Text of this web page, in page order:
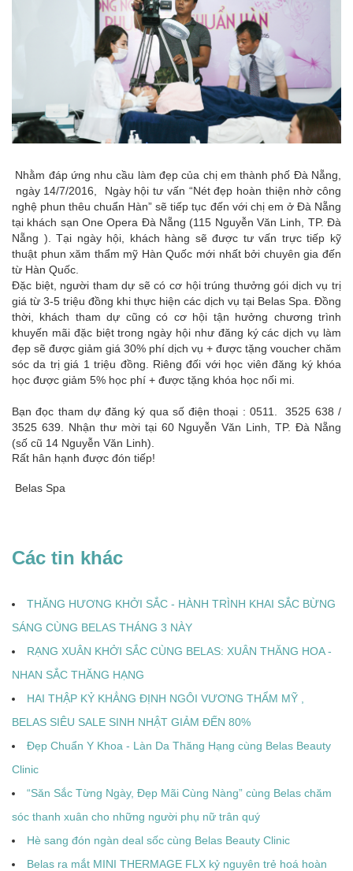
Nhằm đáp ứng nhu cầu làm đẹp của chị em thành phố Đà Nẵng,
ngày 14/7/2016, Ngày hội tư vấn “Nét đẹp hoàn thiện nhờ công
nghệ phun thêu chuẩn Hàn” sẽ tiếp tục đến với chị em ở Đà Nẵng
tại khách sạn One Opera Đà Nẵng (115 Nguyễn Văn Linh, TP. Đà
Nẵng ). Tại ngày hội, khách hàng sẽ được tư vấn trực tiếp kỹ
thuật phun xăm thẩm mỹ Hàn Quốc mới nhất bởi chuyên gia đến
từ Hàn Quốc.
Đặc biệt, người tham dự sẽ có cơ hội trúng thưởng gói dịch vụ trị
giá từ 3-5 triệu đồng khi thực hiện các dịch vụ tại Belas Spa. Đồng
thời, khách tham dự cũng có cơ hội tận hưởng chương trình
khuyến mãi đặc biệt trong ngày hội như đăng ký các dịch vụ làm
đẹp sẽ được giảm giá 30% phí dịch vụ + được tặng voucher chăm
sóc da trị giá 1 triệu đồng. Riêng đối với học viên đăng ký khóa
học được giảm 5% học phí + được tặng khóa học nối mi.
Bạn đọc tham dự đăng ký qua số điện thoại : 0511. 3525 638 /
3525 639. Nhận thư mời tại 60 Nguyễn Văn Linh, TP. Đà Nẵng
(số cũ 14 Nguyễn Văn Linh).
Rất hân hạnh được đón tiếp!
Belas Spa
Các tin khác
THĂNG HƯƠNG KHỞI SẮC - HÀNH TRÌNH KHAI SẮC BỪNG
SÁNG CÙNG BELAS THÁNG 3 NÀY
RẠNG XUÂN KHỞI SẮC CÙNG BELAS: XUÂN THĂNG HOA -
NHAN SẮC THĂNG HẠNG
HAI THẬP KỶ KHẲNG ĐỊNH NGÔI VƯƠNG THẨM MỸ ,
BELAS SIÊU SALE SINH NHẬT GIẢM ĐẾN 80%
Đẹp Chuẩn Y Khoa - Làn Da Thăng Hạng cùng Belas Beauty
Clinic
“Săn Sắc Từng Ngày, Đẹp Mãi Cùng Nàng” cùng Belas chăm
sóc thanh xuân cho những người phụ nữ trân quý
Hè sang đón ngàn deal sốc cùng Belas Beauty Clinic
Belas ra mắt MINI THERMAGE FLX kỷ nguyên trẻ hoá hoàn